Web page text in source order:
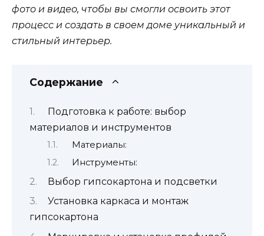
фото и видео, чтобы вы смогли освоить этот
процесс и создать в своем доме уникальный и
стильный интерьер.
Содержание
Подготовка к работе: выбор
материалов и инструментов
Материалы:
Инструменты:
Выбор гипсокартона и подсветки
Установка каркаса и монтаж
гипсокартона